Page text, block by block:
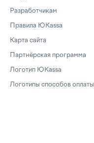
Разработчикам
Правила ЮKassa
Карта сайта
Партнёрская программа
Логотип ЮKassa
Логотипы способов оплаты